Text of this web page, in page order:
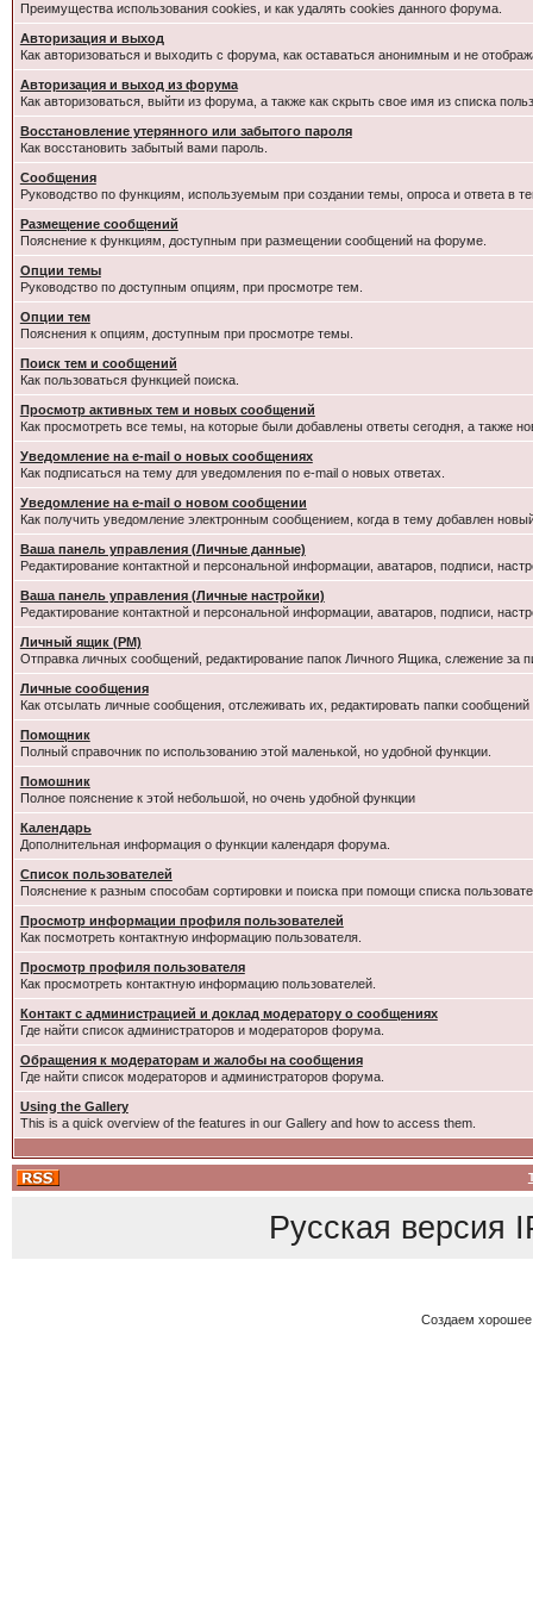
Преимущества использования cookies, и как удалять cookies данного форума.
Авторизация и выход
Как авторизоваться и выходить с форума, как оставаться анонимным и не
Авторизация и выход из форума
Как авторизоваться, выйти из форума, а также как скрыть свое имя из списка
Восстановление утерянного или забытого пароля
Как восстановить забытый вами пароль.
Сообщения
Руководство по функциям, используемым при создании темы, опроса и ответа в
Размещение сообщений
Пояснение к функциям, доступным при размещении сообщений на форуме.
Опции темы
Руководство по доступным опциям, при просмотре тем.
Опции тем
Пояснения к опциям, доступным при просмотре темы.
Поиск тем и сообщений
Как пользоваться функцией поиска.
Просмотр активных тем и новых сообщений
Как просмотреть все темы, на которые были добавлены ответы сегодня, а также
Уведомление на e-mail о новых сообщениях
Как подписаться на тему для уведомления по e-mail о новых ответах.
Уведомление на е-mail о новом сообщении
Как получить уведомление электронным сообщением, когда в тему добавлен
Ваша панель управления (Личные данные)
Редактирование контактной и персональной информации, аватаров, подписи,
Ваша панель управления (Личные настройки)
Редактирование контактной и персональной информации, аватаров, подписи,
Личный ящик (PM)
Отправка личных сообщений, редактирование папок Личного Ящика, слежение за
Личные сообщения
Как отсылать личные сообщения, отслеживать их, редактировать папки
Помощник
Полный справочник по использованию этой маленькой, но удобной функции.
Помошник
Полное пояснение к этой небольшой, но очень удобной функции
Календарь
Дополнительная информация о функции календаря форума.
Список пользователей
Пояснение к разным способам сортировки и поиска при помощи списка
Просмотр информации профиля пользователей
Как посмотреть контактную информацию пользователя.
Просмотр профиля пользователя
Как просмотреть контактную информацию пользователей.
Контакт с администрацией и доклад модератору о сообщениях
Где найти список администраторов и модераторов форума.
Обращения к модераторам и жалобы на сообщения
Где найти список модераторов и администраторов форума.
Using the Gallery
This is a quick overview of the features in our Gallery and how to access them.
Русская версия
Создаем